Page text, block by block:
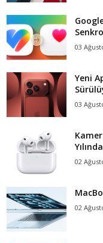
03
Yeni
03
02
02